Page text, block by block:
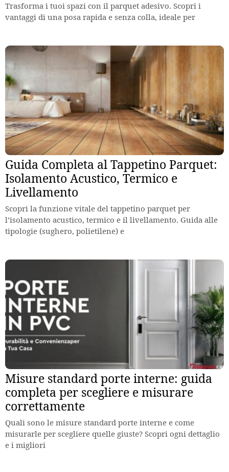
Trasforma i tuoi spazi con il parquet adesivo. Scopri i
vantaggi di una posa rapida e senza colla, ideale per
Guida Completa al Tappetino Parquet:
Isolamento Acustico, Termico e
Livellamento
Scopri la funzione vitale del tappetino parquet per
l’isolamento acustico, termico e il livellamento. Guida alle
tipologie (sughero, polietilene) e
Misure standard porte interne: guida
completa per scegliere e misurare
correttamente
Quali sono le misure standard porte interne e come
misurarle per scegliere quelle giuste? Scopri ogni dettaglio
e i migliori